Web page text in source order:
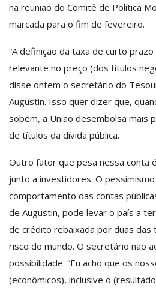
na reunião do Comitê de Política
marcada para o fim de fevereiro.
“A definição da taxa de curto
relevante no preço (dos títulos
disse ontem o secretário do
Augustin. Isso quer dizer que,
sobem, a União desembolsa mais
de títulos da dívida pública.
Outro fator que pesa nessa conta
junto a investidores. O
comportamento das contas
de Augustin, pode levar o país a
de crédito rebaixada por duas das
risco do mundo. O secretário não
possibilidade. “Eu acho que os
(econômicos), inclusive o